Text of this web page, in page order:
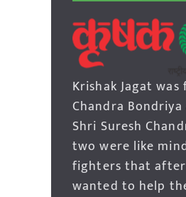
Krishak Jagat
Chandra
Shri Suresh
two were like
fighters that
wanted to help